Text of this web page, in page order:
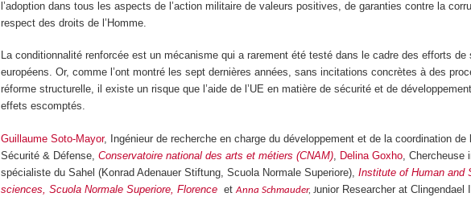
l’adoption dans tous les aspects de l’action militaire de valeurs positives, de garanties contre la
respect des droits de l’Homme.
La conditionnalité renforcée est un mécanisme qui a rarement été testé dans le cadre des efforts de
européens. Or, comme l’ont montré les sept dernières années, sans incitations concrètes à des
réforme structurelle, il existe un risque que l’aide de l’UE en matière de sécurité et de
effets escomptés.
Guillaume Soto-Mayor, Ingénieur de recherche en charge du développement et de la coordination de
Sécurité & Défense,Conservatoire national des arts et métiers (CNAM) Delina Goxho , Chercheuse
spécialiste du Sahel (Konrad Adenauer Stiftung, Scuola Normale Superiore),Institute of Human and
sciences, Scuola Normale Superiore, Florence etAnna Schmauder,Junior Researcher at Clingendael